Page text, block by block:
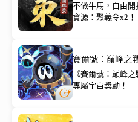
不做牛馬，自由
資源：聚義令x2！
賽爾號：巔峰之
《賽爾號：巔峰
專屬宇宙獎勵！